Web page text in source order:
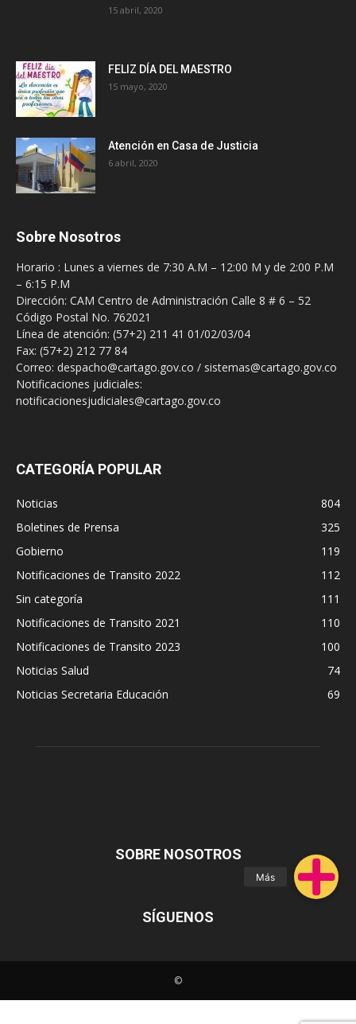
15 abril, 2020
FELIZ DÍA DEL MAESTRO
15 mayo, 2020
Atención en Casa de Justicia
6 abril, 2020
Sobre Nosotros
Horario : Lunes a viernes de 7:30 A.M – 12:00 M y de 2:00 P.M
– 6:15 P.M
Dirección: CAM Centro de Administración Calle 8 # 6 – 52
Código Postal No. 762021
Línea de atención: (57+2) 211 41 01/02/03/04
Fax: (57+2) 212 77 84
Correo: despacho@cartago.gov.co / sistemas@cartago.gov.co
Notificaciones judiciales:
notificacionesjudiciales@cartago.gov.co
CATEGORÍA POPULAR
Noticias
804
Boletines de Prensa
325
Gobierno
119
Notificaciones de Transito 2022
112
Sin categoría
111
Notificaciones de Transito 2021
110
Notificaciones de Transito 2023
100
Noticias Salud
74
Noticias Secretaria Educación
69
SOBRE NOSOTROS
SÍGUENOS
©